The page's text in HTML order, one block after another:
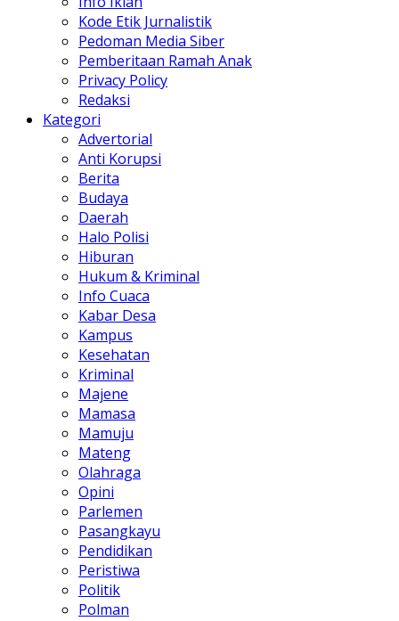
Kode Etik Jurnalistik
Pedoman Media Siber
Pemberitaan Ramah Anak
Privacy Policy
Redaksi
Kategori
Advertorial
Anti Korupsi
Berita
Budaya
Daerah
Halo Polisi
Hiburan
Hukum & Kriminal
Info Cuaca
Kabar Desa
Kampus
Kesehatan
Kriminal
Majene
Mamasa
Mamuju
Mateng
Olahraga
Opini
Parlemen
Pasangkayu
Pendidikan
Peristiwa
Politik
Polman